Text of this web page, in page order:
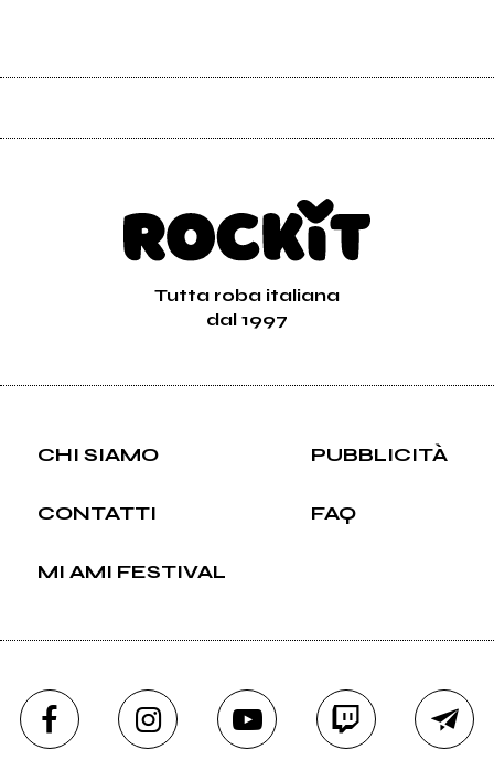
Tutta roba italiana
dal 1997
CHI SIAMO PUBBLICITÀ
CONTATTI FAQ
MI AMI FESTIVAL